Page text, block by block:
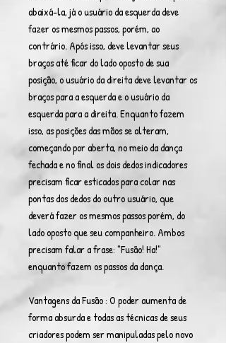
abaixá-la, já o usuário da esquerda deve
fazer os mesmos passos, porém, ao
contrário. Após isso, deve levantar seus
braços até ficar do lado oposto de sua
posição, o usuário da direita deve levantar os
braços para a esquerda e o usuário da
esquerda para a direita. Enquanto fazem
isso, as posições das mãos se alteram,
começando por aberta, no meio da dança
fechada e no final os dois dedos indicadores
precisam ficar esticados para colar nas
pontas dos dedos do outro usuário, que
deverá fazer os mesmos passos porém, do
lado oposto que seu companheiro. Ambos
precisam falar a frase: "Fusão! Ha!"
enquanto fazem os passos da dança.
Vantagens da Fusão : O poder aumenta de
forma absurda e todas as técnicas de seus
criadores podem ser manipuladas pelo novo